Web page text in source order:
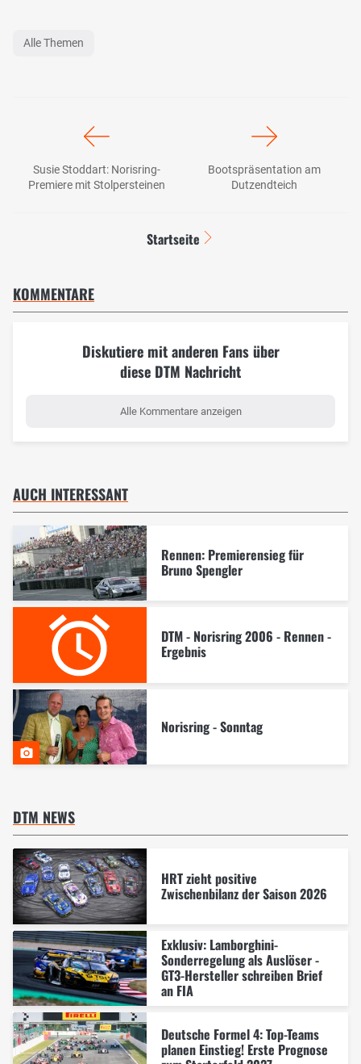
Alle Themen
Susie Stoddart: Norisring-
Premiere mit Stolpersteinen
Bootspräsentation am
Dutzendteich
Startseite
KOMMENTARE
Diskutiere mit anderen Fans über
diese DTM Nachricht
Alle Kommentare anzeigen
AUCH INTERESSANT
Rennen: Premierensieg für
Bruno Spengler
DTM - Norisring 2006 - Rennen -
Ergebnis
Norisring - Sonntag
DTM NEWS
HRT zieht positive
Zwischenbilanz der Saison 2026
Exklusiv: Lamborghini-
Sonderregelung als Auslöser -
GT3-Hersteller schreiben Brief
an FIA
Deutsche Formel 4: Top-Teams
planen Einstieg! Erste Prognose